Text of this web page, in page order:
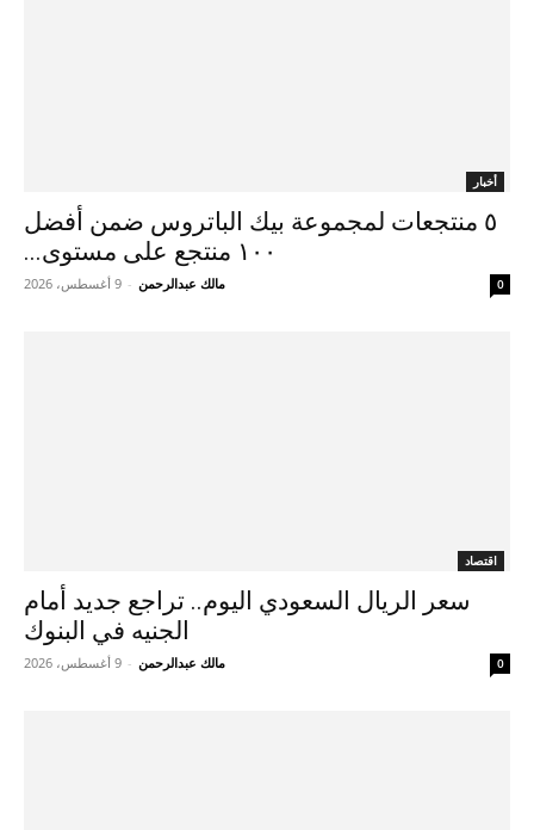
أخبار
٥ منتجعات لمجموعة بيك الباتروس ضمن أفضل
١٠٠ منتجع على مستوى...
مالك عبدالرحمن - 9 أغسطس، 2026 0
اقتصاد
سعر الريال السعودي اليوم.. تراجع جديد أمام
الجنيه في البنوك
مالك عبدالرحمن - 9 أغسطس، 2026 0